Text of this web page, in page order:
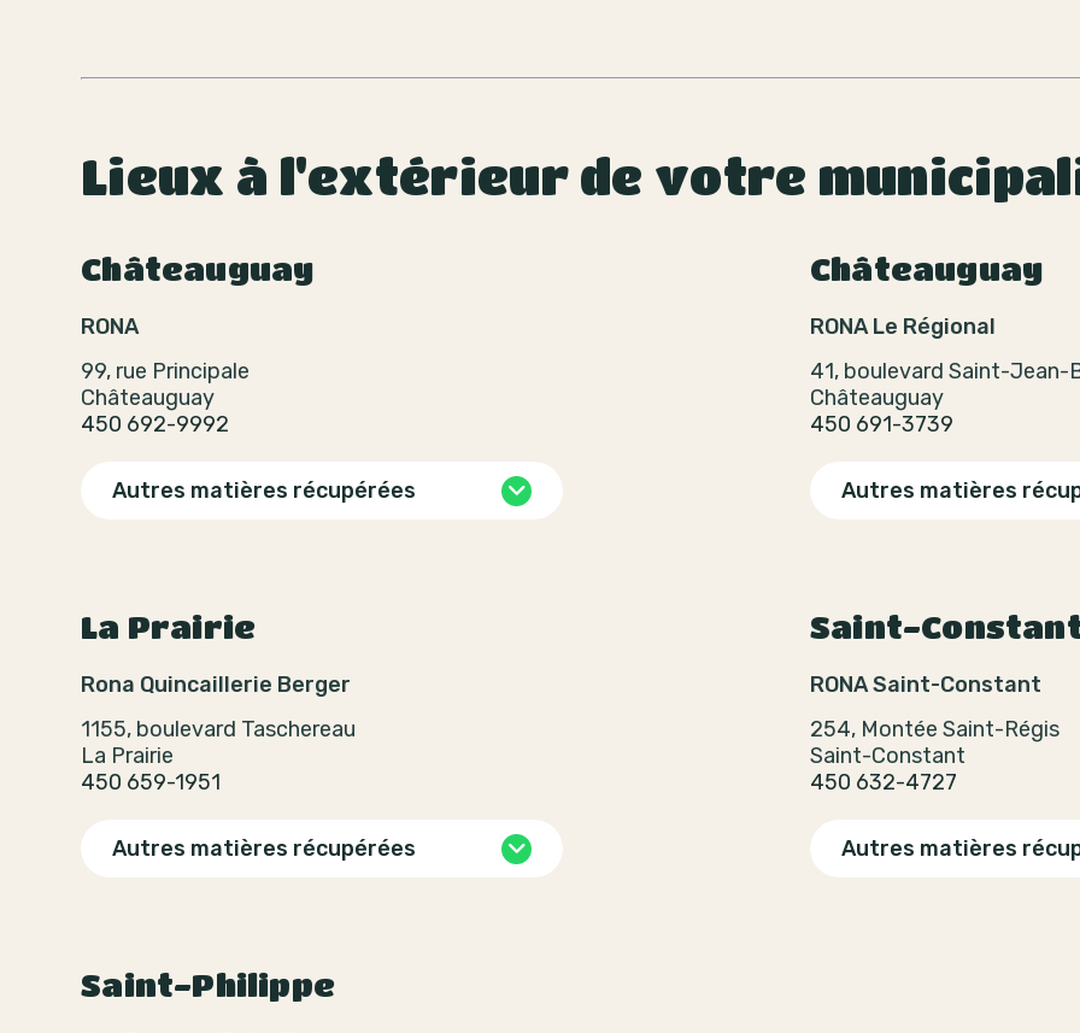
Lieux à l'extérieur de votre
Châteauguay
RONA
99, rue Principale
Châteauguay
450 692-9992
Autres matières récupérées
Châteauguay
RONA Le Régional
41, boulevard Saint-Jean-
Châteauguay
450 691-3739
Autres matières
La Prairie
Rona Quincaillerie Berger
1155, boulevard Taschereau
La Prairie
450 659-1951
Autres matières récupérées
Saint-
RONA Saint-Constant
254, Montée Saint-Régis
Saint-Constant
450 632-4727
Autres matières
Saint-Philippe